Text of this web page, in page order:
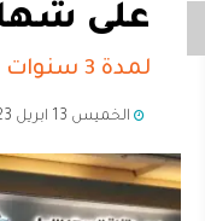
على
لمدة 3 سنوات
الخميس 13 ابريل 2023 | 11:09 صباحاً